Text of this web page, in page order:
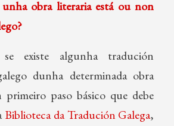
unha obra literaria está ou non
existe algunha tradución
dunha determinada obra
paso básico que debe
Biblioteca da Tradución Galega,